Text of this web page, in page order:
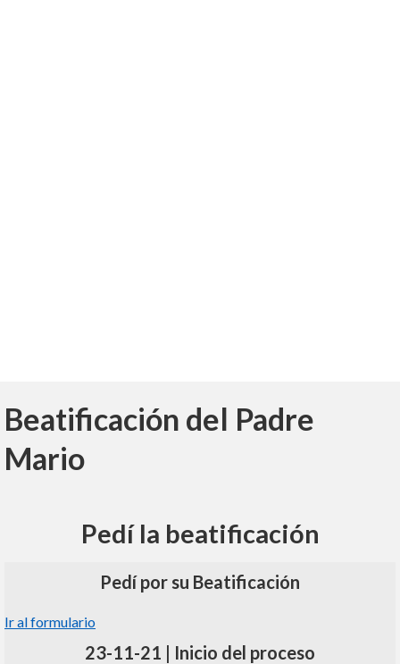
Beatificación del Padre
Mario
Pedí la beatificación
Pedí por su Beatificación
Ir al formulario
23-11-21 | Inicio del proceso